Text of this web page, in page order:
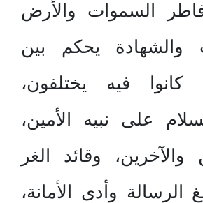
السموات والأرض
والشهادة يحكم بين
كانوا فيه يختلفون،
على نبيه الأمين،
والآخرين، وقائد الغر
الرسالة وأدى الأمانة،